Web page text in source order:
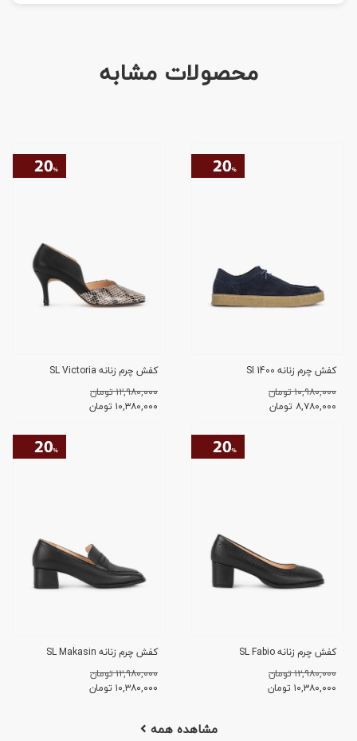
محصولات مشابه
کفش چرم زنانه SI 1400
۱۰,۹۸۰,۰۰۰ تومان
۸,۷۸۰,۰۰۰ تومان
کفش چرم زنانه SL Victoria
۱۲,۹۸۰,۰۰۰ تومان
۱۰,۳۸۰,۰۰۰ تومان
کفش چرم زنانه SL Fabio
۱۲,۹۸۰,۰۰۰ تومان
۱۰,۳۸۰,۰۰۰ تومان
کفش چرم زنانه SL Makasin
۱۲,۹۸۰,۰۰۰ تومان
۱۰,۳۸۰,۰۰۰ تومان
مشاهده همه